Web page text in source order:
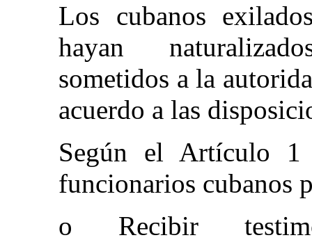
Los cubanos
hayan
sometidos a la
acuerdo a las
Según el Artículo 1
funcionarios cubanos
o Recibir